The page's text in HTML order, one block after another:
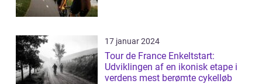
17 januar 2024
Tour de France Enkeltstart:
Udviklingen af en ikonisk etape i
verdens mest berømte cykelløb